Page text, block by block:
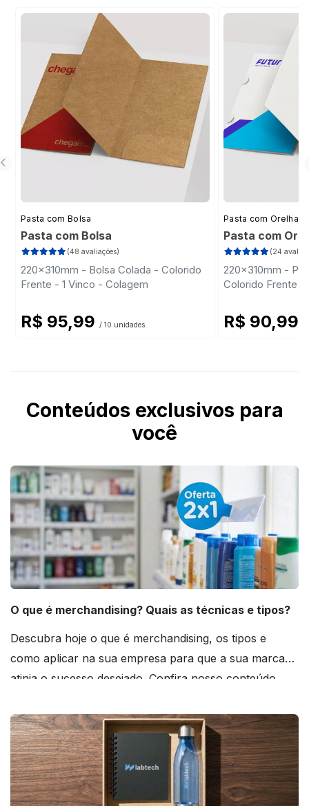
Pasta com Bolsa
Pasta com Bolsa
(48 avaliações)
220x310mm - Bolsa Colada - Colorido
Frente - 1 Vinco - Colagem
R$ 95,99 / 10 unidades
Pasta com Orelha
Pasta com
(24
220x310mm -
Colorido Frente -
R$ 90,99
Conteúdos exclusivos para
você
O que é merchandising? Quais as técnicas e tipos?
Descubra hoje o que é merchandising, os tipos e
como aplicar na sua empresa para que a sua marca
atinja o sucesso desejado. Confira nosso conteúdo